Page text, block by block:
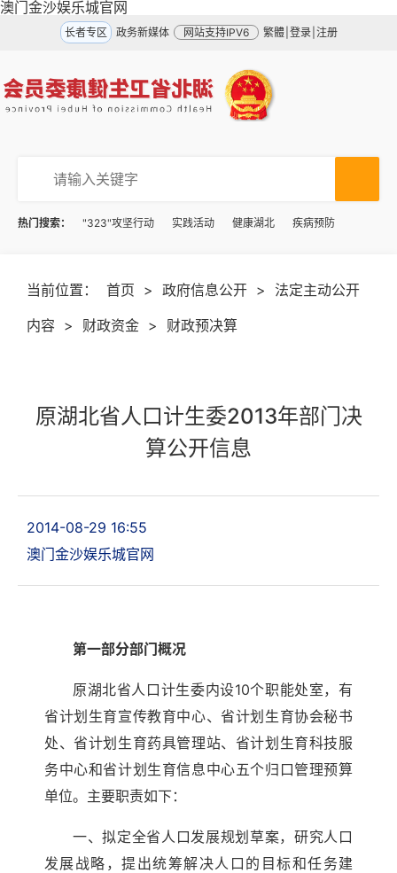
澳门金沙娱乐城官网
长者专区 政务新媒体 网站支持IPV6 繁體 登录 注册
热门搜索： "323"攻坚行动 实践活动 健康湖北 疾病预防
当前位置： 首页 > 政府信息公开 >
法定主动公开
内容 > 财政资金 > 财政预决算
原湖北省人口计生委2013年部门决
算公开信息
2014-08-29 16:55
澳门金沙娱乐城官网
第一部分部门概况
原湖北省人口计生委内设10个职能处室，有
省计划生育宣传教育中心、省计划生育协会秘书
处、省计划生育药具管理站、省计划生育科技服
务中心和省计划生育信息中心五个归口管理预算
单位。主要职责如下：
一、拟定全省人口发展规划草案，研究人口
发展战略，提出统筹解决人口的目标和任务建